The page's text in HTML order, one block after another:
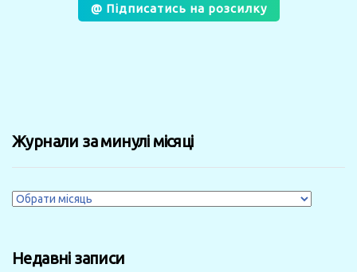
@ Підписатись на розсилку
Журнали за минулі місяці
Журнали
місяці
Недавні записи